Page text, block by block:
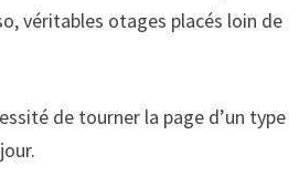
véritables otages placés loin de
de tourner la page d’un type